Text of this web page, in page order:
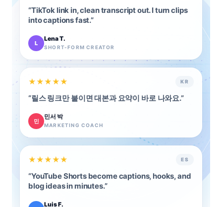
“TikTok link in, clean transcript out. I turn clips
into captions fast.”
L
Lena T.
SHORT-FORM CREATOR
★★★★★ KR
“릴스 링크만 붙이면 대본과 요약이 바로 나와요.”
민
민서 박
MARKETING COACH
★★★★★ ES
“YouTube Shorts become captions, hooks, and
blog ideas in minutes.”
Luis F.